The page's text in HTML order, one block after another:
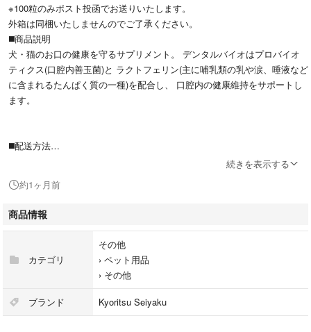
※100粒のみポスト投函でお送りいたします。
外箱は同梱いたしませんのでご了承ください。
◼️商品説明
犬・猫のお口の健康を守るサプリメント。 デンタルバイオはプロバイオ
ティクス(口腔内善玉菌)と ラクトフェリン(主に哺乳類の乳や涙、唾液など
に含まれるたんぱく質の一種)を配合し、 口腔内の健康維持をサポートし
ます。
◼️配送方法
こちらの商品は送料無料、匿名配送、追跡番号付きでの配送となりますの
【必読】
500粒入りクリニックパックを開封し、中身(100粒)のみポスト投函でお送
りいたします。
梱包はビニール袋へ入れプチプチでくるみます。
※外箱はお送りいたしませんのでご了承ください。
未開封をご希望の方は別に出品していますのでそちらをご購入ください。
続きを表示する
約1ヶ月前
商品情報
カテゴリ
その他
› ペット用品
› その他
ブランド Kyoritsu Seiyaku